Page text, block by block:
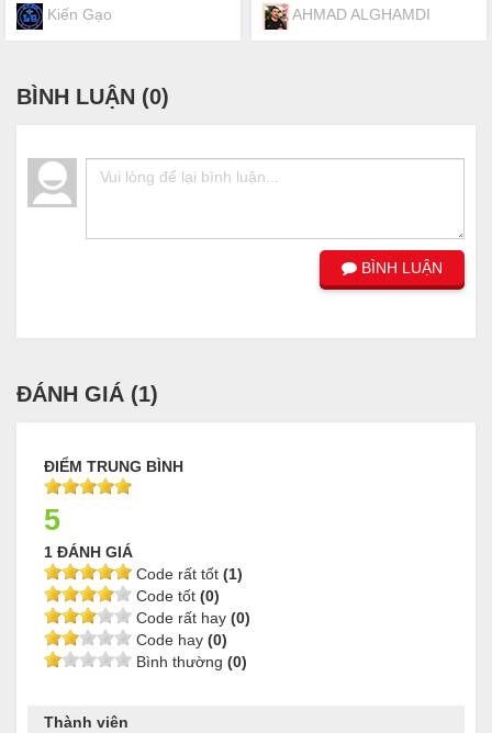
Kiến Gạo AHMAD ALGHAMDI
BÌNH LUẬN (0)
BÌNH LUẬN
ĐÁNH GIÁ (1)
ĐIỂM TRUNG BÌNH
5
1 ĐÁNH GIÁ
Code rất tốt (1)
Code tốt (0)
Code rất hay (0)
Code hay (0)
Bình thường (0)
Thành viên